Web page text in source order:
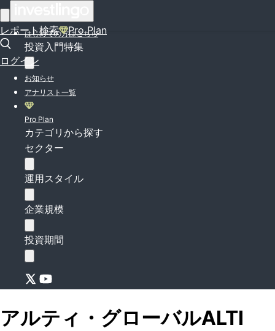
レポート検索 Pro Plan
ログイン
はじめての方はこちら
投資入門特集
お知らせ
アナリスト一覧
Pro Plan
カテゴリから探す
セクター
運用スタイル
企業規模
投資期間
アルティ・グローバルALTI